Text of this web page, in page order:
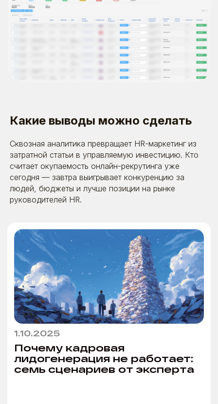
Какие выводы можно сделать
Сквозная аналитика превращает HR-маркетинг из
затратной статьи в управляемую инвестицию. Кто
считает окупаемость онлайн-рекрутинга уже
сегодня — завтра выигрывает конкуренцию за
людей, бюджеты и лучше позиции на рынке
руководителей HR.
г. Москва, Духовской пер., д. 17,
эт. 1, пом. V
8 (495) 642-59-95
Я даю согласие на обработку моих персональных
политикой обработки
согласием на обработку
Пользовательское
соглашение
© 2026. Все права защищены | ООО «Бета
Онлайн» ИНН:7725726988
ОГРН:1117746478409 Позиция ТН ВЭД 8523 49
990 0 Позиция ОКПД 2 58.29.13 ОКВЭД - 63.11.1
Коды видов деятельности в области
информационных технологий: 1.01 ; 3.01 ; 26.01
info@betaonline.ru